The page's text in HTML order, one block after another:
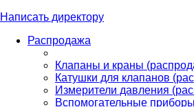
Написать директору
Распродажа
Клапаны и краны
Катушки для клапанов
Измерители давления
Вспомогательные